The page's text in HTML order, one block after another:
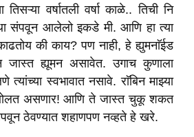
वर्षातली वर्षा काळे.. तिची नि
संपवून आलेलो इकडे मी. आणि हा त्या
की काय? पण नाही, हे ह्युमनाॅईड
जास्त ह्यूमन असावेत. उगाच कुणाला
स्वभावात नसावे. राॅबिन माझ्या
असणार! आणि ते जास्त चुकू शकत
ठेवण्यात शहाणपण नव्हते हे खरे.